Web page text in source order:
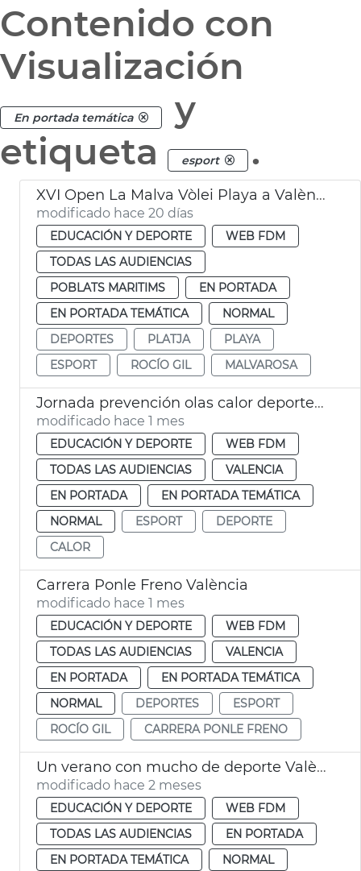
Contenido con
Visualización
En portada temática
y
etiqueta
esport .
XVI Open La Malva Vòlei Playa a València
modificado hace 20 días
EDUCACIÓN Y DEPORTE
WEB FDM
TODAS LAS AUDIENCIAS
POBLATS MARITIMS
EN PORTADA
EN PORTADA TEMÁTICA
NORMAL
DEPORTES
PLATJA
PLAYA
ESPORT
ROCÍO GIL MALVAROSA
Jornada prevención olas calor deportes València
modificado hace 1 mes
EDUCACIÓN Y DEPORTE
WEB FDM
TODAS LAS AUDIENCIAS
VALENCIA
EN PORTADA
EN PORTADA TEMÁTICA
NORMAL
ESPORT
DEPORTE
CALOR
Carrera Ponle Freno València
modificado hace 1 mes
EDUCACIÓN Y DEPORTE
WEB FDM
TODAS LAS AUDIENCIAS
VALENCIA
EN PORTADA
EN PORTADA TEMÁTICA
NORMAL
DEPORTES
ESPORT
ROCÍO GIL
CARRERA PONLE FRENO
Un verano con mucho de deporte València
modificado hace 2 meses
EDUCACIÓN Y DEPORTE
WEB FDM
TODAS LAS AUDIENCIAS
EN PORTADA
EN PORTADA TEMÁTICA
NORMAL